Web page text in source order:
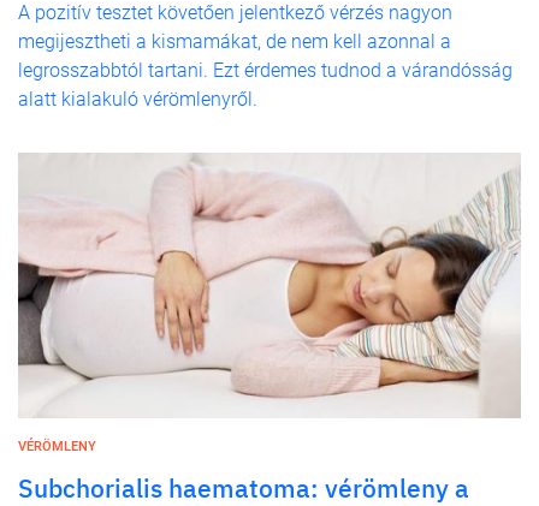
A pozitív tesztet követően jelentkező vérzés nagyon
megijesztheti a kismamákat, de nem kell azonnal a
legrosszabbtól tartani. Ezt érdemes tudnod a várandósság
alatt kialakuló vérömlenyről.
VÉRÖMLENY
Subchorialis haematoma: vérömleny a